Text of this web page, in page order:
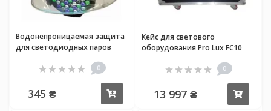
Водонепроницаемая защита
для светодиодных паров
0
345 ₴
Кейс для светового
оборудования Pro Lux FC10
0
13 997 ₴